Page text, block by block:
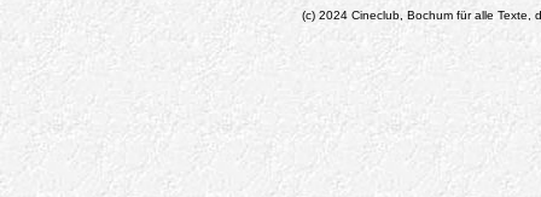
(c) 2024 Cineclub, Bochum für alle Texte,